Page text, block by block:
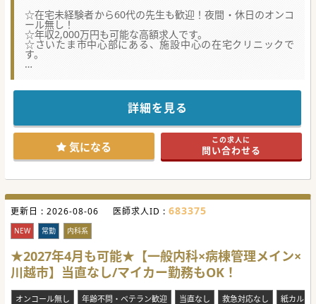
☆在宅未経験者から60代の先生も歓迎！夜間・休日のオンコ
ール無し！
☆年収2,000万円も可能な高額求人です。
☆さいたま市中心部にある、施設中心の在宅クリニックで
す。
夜間と休日のオンコール対応は非常勤医師が行います。
訪問時は、看護師やドライバーが同行。書類作成などは事務
医師の負担を可能な限り軽減し、診療に専念できる環境が整
っています。
池袋から最寄駅まで電車で28分で到着しますので、都内から
の通勤にも便利です。
詳細を見る
気になる この求人に
問い合わせる
更新日 : 2026-08-06 医師求人ID : 683375
NEW 常勤 内科系
★2027年4月も可能★【一般内科×病棟管理メイン×
川越市】当直なし/マイカー勤務もOK！
オンコール無し 年齢不問・ベテラン歓迎 当直なし 救急対応なし 紙カルテ